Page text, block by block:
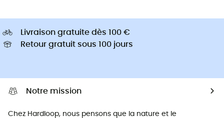
Livraison gratuite dès 100 €
Retour gratuit sous 100 jours
Notre mission
Chez Hardloop, nous pensons que la nature et le